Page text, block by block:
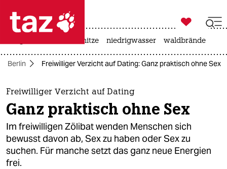
 taz zahl ich
taz zahl ich
themen
politik
öko
gesellschaft

taz zahl ich
hitze niedrigwasser waldbrände
Berlin Freiwilliger Verzicht auf Dating: Ganz praktisch ohne Sex
Freiwilliger Verzicht auf Dating
Ganz praktisch ohne Sex
Im freiwilligen Zölibat wenden Menschen sich
bewusst davon ab, Sex zu haben oder Sex zu
suchen. Für manche setzt das ganz neue Energien
frei.